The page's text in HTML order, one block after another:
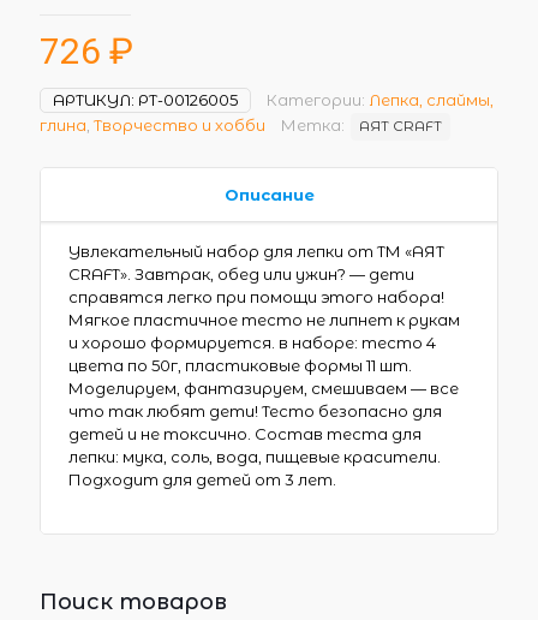
726 ₽
АРТИКУЛ: РТ-00126005 Категории: Лепка, слаймы,
глина Творчество и хобби Метка: AЯT CRAFT
Описание
Увлекательный набор для лепки от ТМ «AЯT
CRAFT». Завтрак, обед или ужин? — дети
справятся легко при помощи этого набора!
Мягкое пластичное тесто не липнет к рукам
и хорошо формируется. в наборе: тесто 4
цвета по 50г, пластиковые формы 11 шт.
Моделируем, фантазируем, смешиваем — все
что так любят дети! Тесто безопасно для
детей и не токсично. Состав теста для
лепки: мука, соль, вода, пищевые красители.
Подходит для детей от 3 лет.
Поиск товаров